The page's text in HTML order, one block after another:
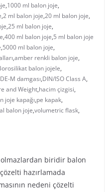
,1000 ml balon joje,
,2 ml balon joje,20 ml balon joje,
,25 ml balon joje,
,400 ml balon joje,5 ml balon joje
,5000 ml balon joje,
,amber renkli balon joje,
balon jojele,
DE-M damgası,DIN/ISO Class A,
and Weight,hacim çizgisi,
joje kapağı,pe kapak,
balon joje,volumetric flask,
olmazlardan biridir balon
hazırlamada
nedeni çözelti